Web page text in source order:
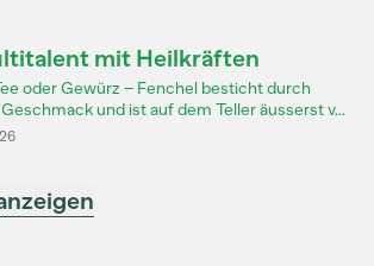
mit Heilkräften
oder Gewürz – Fenchel besticht durch
und ist auf dem Teller äusserst v...